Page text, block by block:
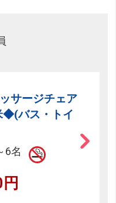
サージチェア
バス・トイ
6名